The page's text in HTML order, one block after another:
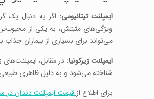
ایمپلنت تیتانیومی: اگر به دنبال یک
ویژگی‌های مثبتش، به یکی از
می‌تواند برای بسیاری از بیماران جذاب
ایمپلنت زیرکونیا: در مقابل،
شناخته می‌شود و به دلیل ظاهری
برای اطلاع ازقیمت ایمپلنت دندان در سال